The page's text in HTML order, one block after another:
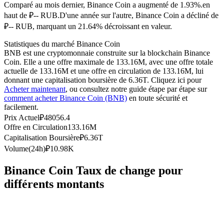
Futures utilisant l'USDC comme garantie
Copie de Trading
Rejoignez les meilleurs traders
Comparé au mois dernier, Binance Coin a augmenté de 1.93%.en
haut de ₽-- RUB.D'une année sur l'autre, Binance Coin a décliné de
₽-- RUB, marquant un 21.64% décroissant en valeur.
Statistiques du marché Binance Coin
BNB est une cryptomonnaie construite sur la blockchain Binance
Coin. Elle a une offre maximale de 133.16M, avec une offre totale
actuelle de 133.16M et une offre en circulation de 133.16M, lui
donnant une capitalisation boursière de 6.36T. Cliquez ici pour
Acheter maintenant, ou consultez notre guide étape par étape sur
comment acheter Binance Coin (BNB) en toute sécurité et
facilement.
Prix Actuel₽48056.4
Offre en Circulation133.16M
Capitalisation Boursière₽6.36T
Volume(24h)₽10.98K
Binance Coin Taux de change pour
différents montants